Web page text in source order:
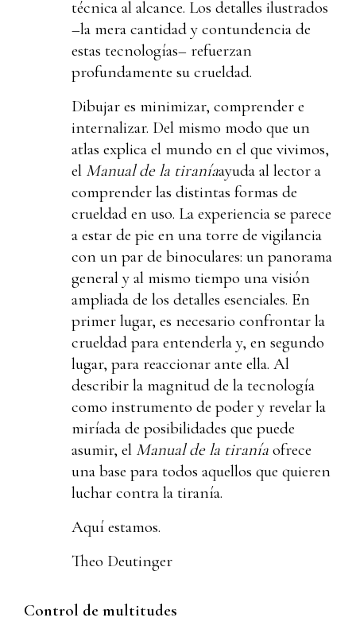
técnica al alcance. Los detalles ilustrados
–la mera cantidad y contundencia de
estas tecnologías– refuerzan
profundamente su crueldad.
Dibujar es minimizar, comprender e
internalizar. Del mismo modo que un
atlas explica el mundo en el que vivimos,
el Manual de la tiraníaayuda al lector a
comprender las distintas formas de
crueldad en uso. La experiencia se parece
a estar de pie en una torre de vigilancia
con un par de binoculares: un panorama
general y al mismo tiempo una visión
ampliada de los detalles esenciales. En
primer lugar, es necesario confrontar la
crueldad para entenderla y, en segundo
lugar, para reaccionar ante ella. Al
describir la magnitud de la tecnología
como instrumento de poder y revelar la
miríada de posibilidades que puede
asumir, el Manual de la tiranía ofrece
una base para todos aquellos que quieren
luchar contra la tiranía.
Aquí estamos.
Theo Deutinger
Control de multitudes